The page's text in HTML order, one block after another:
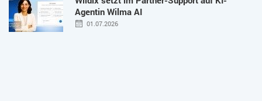
Agentin Wilma AI
01.07.2026